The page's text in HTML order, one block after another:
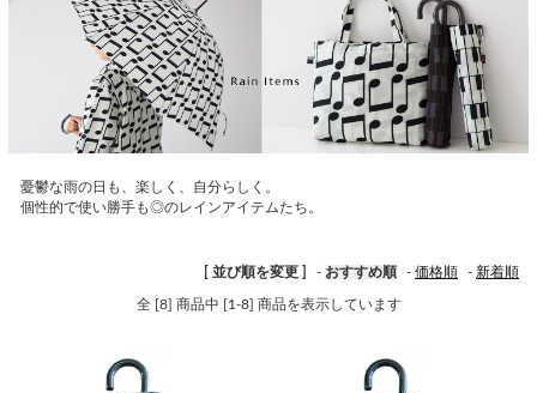
憂鬱な雨の日も、楽しく、自分らしく。
個性的で使い勝手も◎のレインアイテムたち。
[ 並び順を変更 ] - おすすめ順 - 価格順 - 新着順
全 [8] 商品中 [1-8] 商品を表示しています